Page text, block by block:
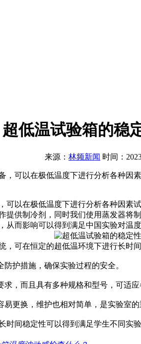
超低温试验箱的稳
来源： 林频新闻 时间：
，可以在极低温度下进行分析各种
可以在极低温度下进行分析各种因
供制冷剂，同时我们使用蒸发器将
而影响可以得到满足中国实验对温度
可在恒定的超低温环境下进行长时间
护措施，确保实验过程的安全。
而且具有多种规格和型号，可适应
换，维护也相对简单，是实验室的
稳定性可以得到满足学生不同实